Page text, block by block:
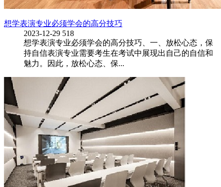
想学表演专业必须学会的高分技巧
2023-12-29 518
想学表演专业必须学会的高分技巧、一、放松心态，保
持自信表演专业需要考生在考试中展现出自己的自信和
魅力。因此，放松心态、保...